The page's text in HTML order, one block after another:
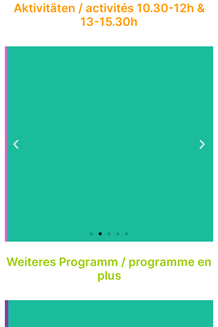
Aktivitäten / activités 10.30-12h &
13-15.30h
Weiteres Programm / programme en
plus